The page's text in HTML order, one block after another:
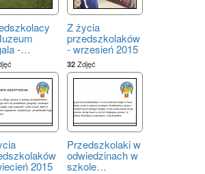
-…
Z życia
przedszkolaków
- wrzesień 2015
32 Zdjęć
2015
Przedszkolaki w
odwiedzinach w
szkole…